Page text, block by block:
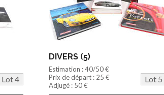
Lot 4
DIVERS (5)
Estimation : 40/50 €
Prix de départ : 25 €
Lot 5
Adjugé : 50 €